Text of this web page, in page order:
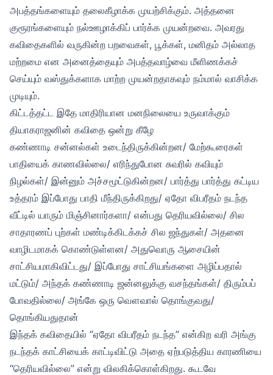
அபத்தங்களையும் தலைகீழாக்க முயற்சிக்கும். அத்தனை
குரூரங்களையும் நல்ஊழாக்கிப் பார்க்க முயன்றவை. அவரது
கவிதைகளில் வருகின்ற பறவைகள், பூக்கள், மனிதம் அல்லாத
மற்றமை என அனைத்தையும் அபத்தவாழ்வை மீளிணக்கச்
செய்யும் வஸ்துக்களாக மாற்ற முயன்றதாகவும் நம்மால் வாசிக்க
முடியும்.
கிட்டத்தட்ட இதே மாதிரியான மனநிலையை உருவாக்கும்
தியாகராஜனின் கவிதை ஒன்று கீழே
கண்ணாடி சன்னல்கள் உடைந்திருக்கின்றன/ மேற்கூரைகள்
பாதியைக் காணவில்லை/ எரிந்துபோன சுவரில் கவியும்
நிழல்கள்/ இன்னும் அச்சமூட்டுகின்றன/ பார்த்து பார்த்து கட்டிய
உத்தரம் இப்போது பாதி மீந்திருக்கிறது/ ஏதோ விபரீதம் நடந்த
வீட்டில் யாரும் மிஞ்சினார்களா/ என்பது தெரியவில்லை/ சில
சாதாரணப் புற்கள் மண்டிக்கிடக்கச் சில ஜந்துகள்/ அதனை
வாழிடமாகக் கொண்டுள்ளன/ அதுவொரு ஆசையின்
சாட்சியமாகிவிட்டது/ இப்போது சாட்சியங்களை அழிப்பதால்
மட்டும்/ அந்தக் கண்ணாடி ஜன்னலுக்கு வசந்தங்கள்/ திரும்பப்
போவதில்லை/ அங்கே ஒரு வௌவால் தொங்குவது/
தொங்கியதுதான்
இந்தக் கவிதையில் “ஏதோ விபரீதம் நடந்த” என்கிற வரி அங்கு
நடந்தக் காட்சியைக் காட்டிவிட்டு அதை ஏற்படுத்திய காரணியை
“தெரியவில்லை” என்று விலகிக்கொள்கிறது. கூடவே